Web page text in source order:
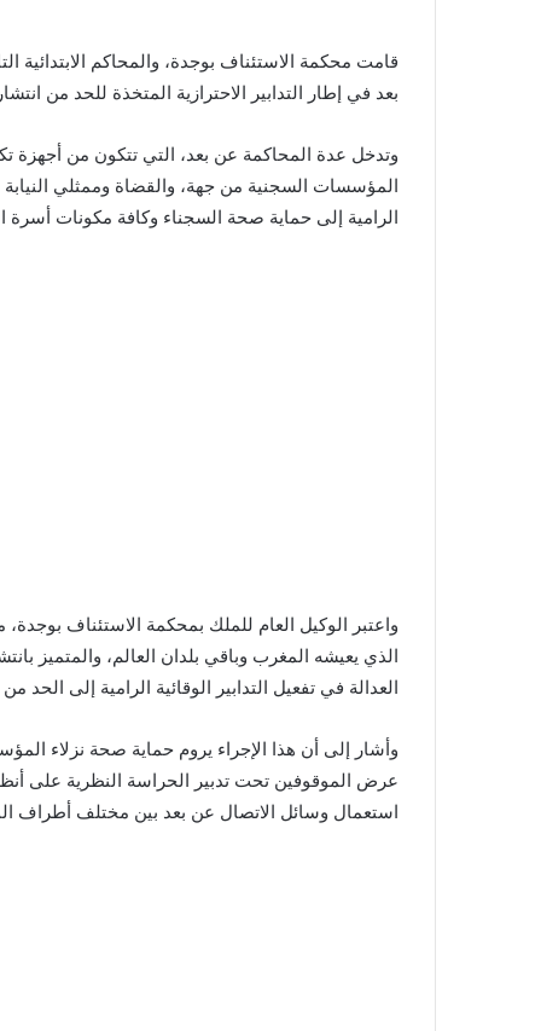
قامت محكمة الاستئناف بوجدة، والمحاكم الابتدائية
بعد في إطار التدابير الاحترازية المتخذة للحد من
وتدخل عدة المحاكمة عن بعد، التي تتكون من أجهزة
المؤسسات السجنية من جهة، والقضاة وممثلي
الرامية إلى حماية صحة السجناء وكافة مكونات أسرة
واعتبر الوكيل العام للملك بمحكمة الاستئناف
الذي يعيشه المغرب وباقي بلدان العالم، والمتميز
العدالة في تفعيل التدابير الوقائية الرامية إلى الحد من
وأشار إلى أن هذا الإجراء يروم حماية صحة نزلاء
عرض الموقوفين تحت تدبير الحراسة النظرية على
استعمال وسائل الاتصال عن بعد بين مختلف أطراف